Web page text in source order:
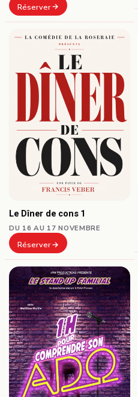
Réserver
Le Dîner de cons 1
DU 16 AU 17 NOVEMBRE
Réserver